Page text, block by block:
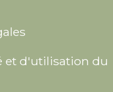
et d'utilisation du